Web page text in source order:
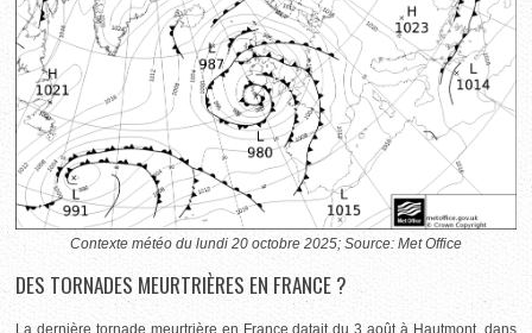
Contexte météo du lundi 20 octobre 2025; Source: Met Office
DES TORNADES MEURTRIÈRES EN FRANCE ?